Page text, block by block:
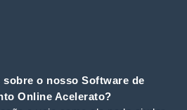
sobre o nosso Software de
Online Acelerato?